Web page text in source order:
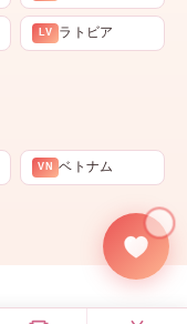
LV ラトビア
VN ベトナム
💍